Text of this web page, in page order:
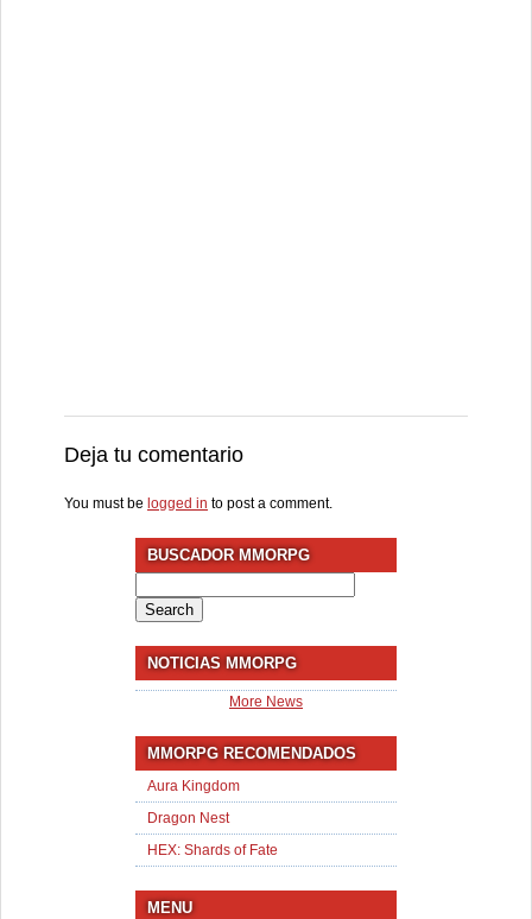
Deja tu comentario
You must be logged in to post a comment.
BUSCADOR MMORPG
for:
NOTICIAS MMORPG
More News
MMORPG RECOMENDADOS
Aura Kingdom
Dragon Nest
HEX: Shards of Fate
MENU